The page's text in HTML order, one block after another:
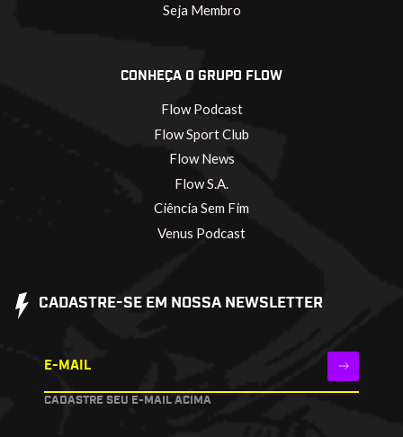
Seja Membro
CONHEÇA O GRUPO FLOW
Flow Podcast
Flow Sport Club
Flow News
Flow S.A.
Ciência Sem Fim
Venus Podcast
CADASTRE-SE EM NOSSA NEWSLETTER
E-MAIL
CADASTRE SEU E-MAIL ACIMA